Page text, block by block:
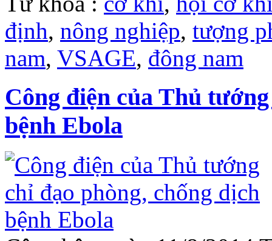
định, nông nghiệp, tượng
nam, VSAGE, đông nam
Công điện của Thủ
bệnh Ebola